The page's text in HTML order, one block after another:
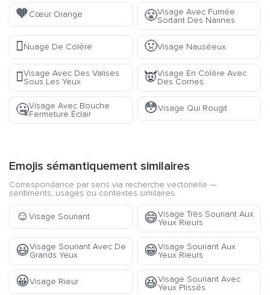
🧡Cœur Orange 😤Visage Avec Fumée
Sortant Des Narines
🫯Nuage De Colère 🤢Visage Nauséeux
🫩Visage Avec Des Valises
Sous Les Yeux
👿Visage En Colère Avec
Des Cornes
🤐Visage Avec Bouche
Fermeture Éclair
😳Visage Qui Rougit
Emojis sémantiquement similaires
Correspondance par sens via recherche vectorielle —
sentiments, usages ou contextes similaires.
☺️ Visage Souriant 😄Visage Très Souriant Aux
Yeux Rieurs
😃Visage Souriant Avec De
Grands Yeux
😁Visage Souriant Aux
Yeux Rieurs
😀Visage Rieur 😆Visage Souriant Avec
Yeux Plissés